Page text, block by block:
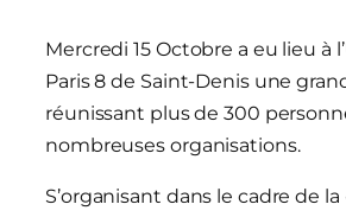
Mercredi 15 Octobre a eu lieu à
Paris 8 de Saint-Denis une
réunissant plus de 300
nombreuses organisations.
S’organisant dans le cadre de